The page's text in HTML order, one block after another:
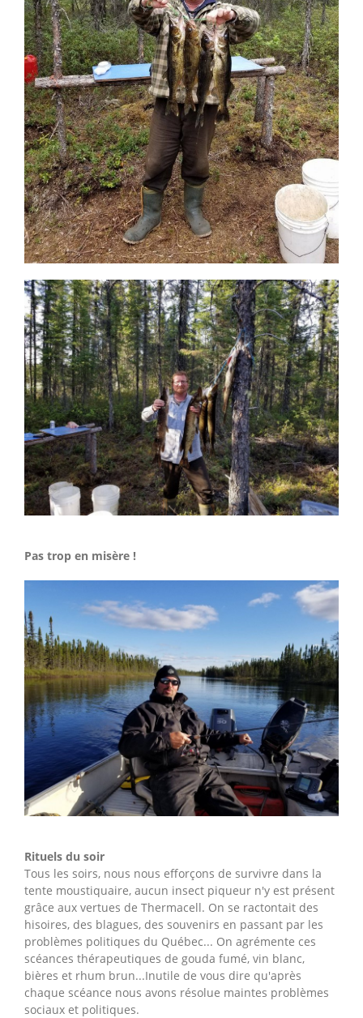
Pas trop en misère !
Rituels du soir
Tous les soirs, nous nous efforçons de survivre dans la
tente moustiquaire, aucun insect piqueur n'y est présent
grâce aux vertues de Thermacell. On se ractontait des
hisoires, des blagues, des souvenirs en passant par les
problèmes politiques du Québec... On agrémente ces
scéances thérapeutiques de gouda fumé, vin blanc,
bières et rhum brun...Inutile de vous dire qu'après
chaque scéance nous avons résolue maintes problèmes
sociaux et politiques.